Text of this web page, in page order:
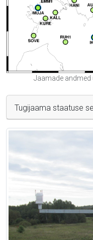
Jaamade andmed
Tugijaama staatuse